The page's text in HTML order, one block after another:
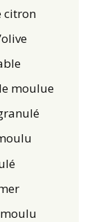
citron
moulue